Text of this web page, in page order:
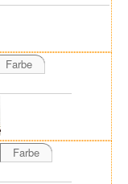
Farbe
Farbe